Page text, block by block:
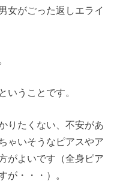
女がごった返しエライ
いうことです。
りたくない、不安があ
ゃいそうなピアスやア
がよいです（全身ピア
が・・・）。